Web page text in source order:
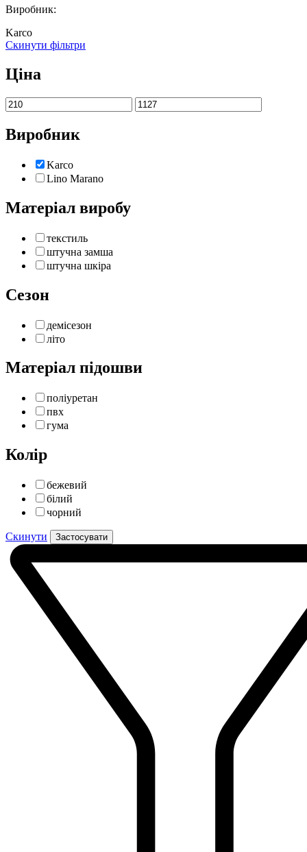
Виробник:
Karco
Скинути фільтри
Ціна
Виробник
Karco
Lino Marano
Матеріал виробу
текстиль
штучна замша
штучна шкіра
Сезон
демісезон
літо
Матеріал підошви
поліуретан
пвх
гума
Колір
бежевий
білий
чорний
Скинути Застосувати